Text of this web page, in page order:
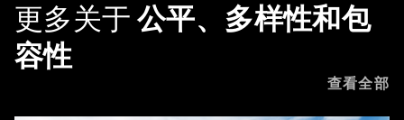
更多关于 公平、多样性和包
容性
查看全部